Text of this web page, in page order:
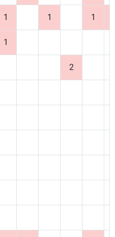
1 1 1
1
2